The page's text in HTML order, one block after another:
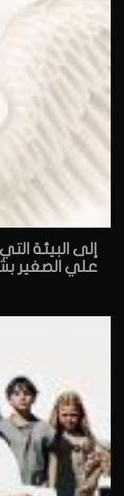
إلى البيئة
علي الصغير